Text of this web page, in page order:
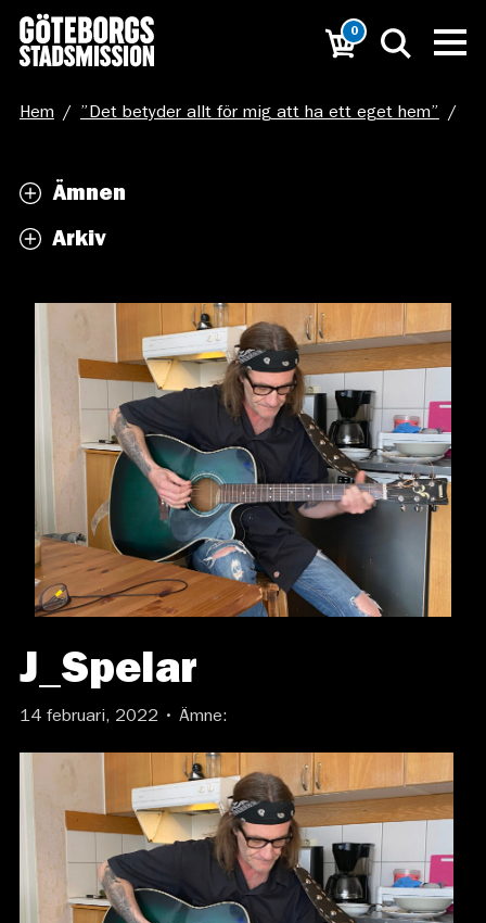
0
Hem / ”Det betyder allt för mig att ha ett eget hem” /
Ämnen
Arkiv
J_Spelar
14 februari, 2022 • Ämne: